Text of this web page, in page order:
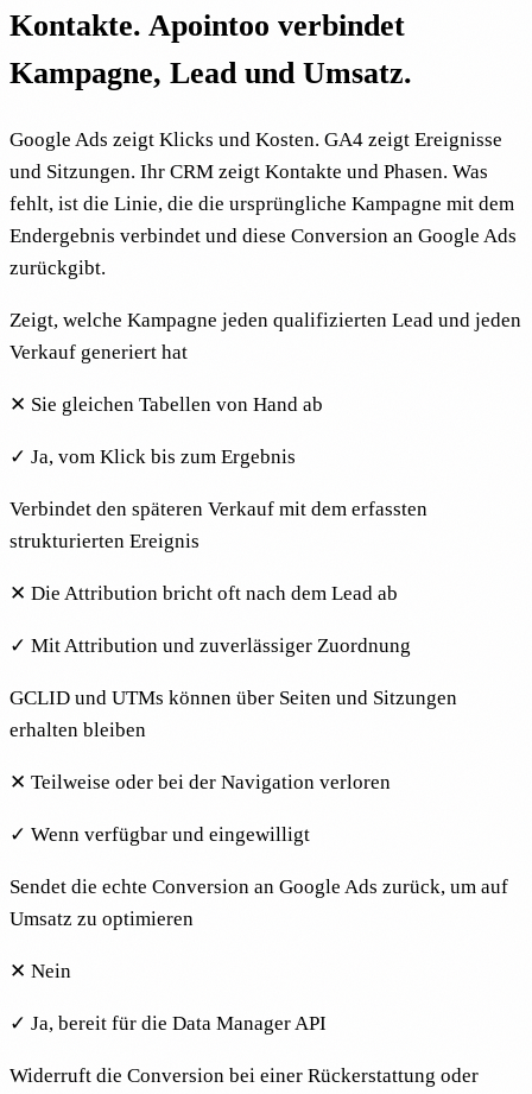
Kontakte. Apointoo verbindet
Kampagne, Lead und Umsatz.
Google Ads zeigt Klicks und Kosten. GA4 zeigt Ereignisse
und Sitzungen. Ihr CRM zeigt Kontakte und Phasen. Was
fehlt, ist die Linie, die die ursprüngliche Kampagne mit dem
Endergebnis verbindet und diese Conversion an Google Ads
zurückgibt.
Zeigt, welche Kampagne jeden qualifizierten Lead und jeden
Verkauf generiert hat
✕ Sie gleichen Tabellen von Hand ab
✓ Ja, vom Klick bis zum Ergebnis
Verbindet den späteren Verkauf mit dem erfassten
strukturierten Ereignis
✕ Die Attribution bricht oft nach dem Lead ab
✓ Mit Attribution und zuverlässiger Zuordnung
GCLID und UTMs können über Seiten und Sitzungen
erhalten bleiben
✕ Teilweise oder bei der Navigation verloren
✓ Wenn verfügbar und eingewilligt
Sendet die echte Conversion an Google Ads zurück, um auf
Umsatz zu optimieren
✕ Nein
✓ Ja, bereit für die Data Manager API
Widerruft die Conversion bei einer Rückerstattung oder